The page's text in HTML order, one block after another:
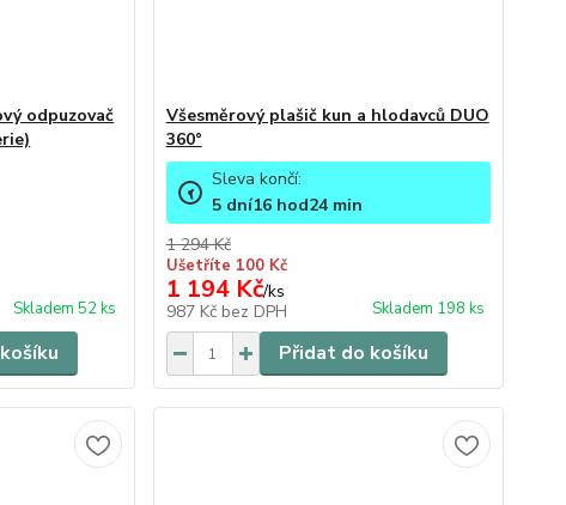
odpuzovač
Skladem 52 ks
Všesměrový plašič kun a hlodavců DUO
360°
1 294 Kč
Ušetříte 100 Kč
1 194 Kč/ks
987 Kč bez DPH Skladem 198 ks
Sleva končí:
5 dní16hod24min
Přidat do košíku